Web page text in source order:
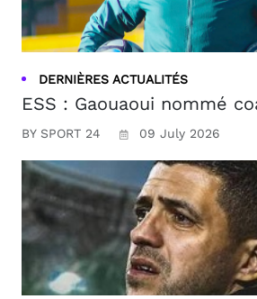
DERNIÈRES ACTUALITÉS
ESS : Gaouaoui nommé
BY SPORT 24 09 July 2026